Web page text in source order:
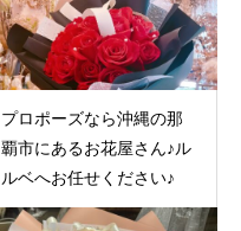
プロポーズなら沖縄の那
覇市にあるお花屋さん♪ル
ルベへお任せください♪